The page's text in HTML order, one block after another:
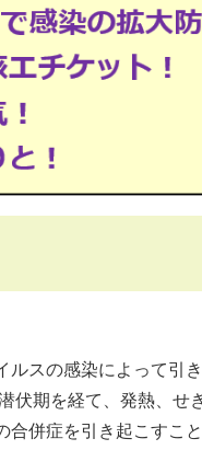
スの感染によって引
伏期を経て、発熱、せ
合併症を引き起こす